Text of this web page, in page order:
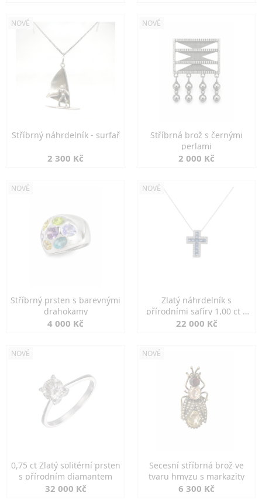
NOVÉ
Stříbrný náhrdelník - surfař
2 300 Kč
NOVÉ
Stříbrná brož s černými
perlami
2 000 Kč
NOVÉ
Stříbrný prsten s barevnými
drahokamy
4 000 Kč
NOVÉ
Zlatý náhrdelník s
přírodními safíry 1,00 ct a
diamanty
22 000 Kč
NOVÉ
0,75 ct Zlatý solitérní prsten
s přírodním diamantem
32 000 Kč
NOVÉ
Secesní stříbrná brož ve
tvaru hmyzu s markazity
6 300 Kč